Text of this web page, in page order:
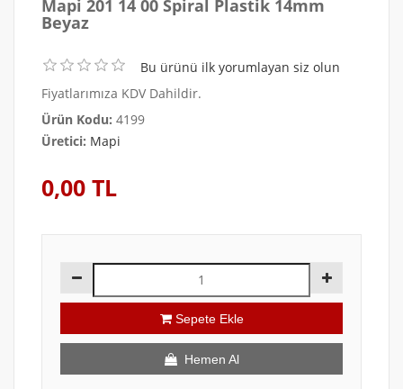
Mapi 201 14 00 Spiral Plastik 14mm
Beyaz
Bu ürünü ilk yorumlayan siz olun
Fiyatlarımıza KDV Dahildir.
Ürün Kodu: 4199
Üretici: Mapi
0,00 TL
Sepete Ekle
Hemen Al